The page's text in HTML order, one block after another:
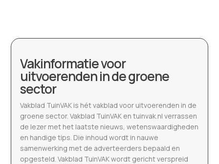
Vakinformatie voor
uitvoerenden in de groene
sector
Vakblad TuinVAK is hét vakblad voor uitvoerenden in de
groene sector. Vakblad TuinVAK en tuinvak.nl verrassen
de lezer met het laatste nieuws, wetenswaardigheden
en handige tips. Die inhoud wordt in nauwe
samenwerking met de adverteerders bepaald en
opgesteld. Vakblad TuinVAK wordt gericht verspreid